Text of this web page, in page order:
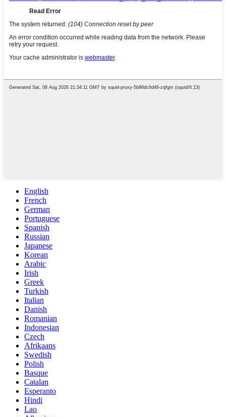
English
French
German
Portuguese
Spanish
Russian
Japanese
Korean
Arabic
Irish
Greek
Turkish
Italian
Danish
Romanian
Indonesian
Czech
Afrikaans
Swedish
Polish
Basque
Catalan
Esperanto
Hindi
Lao